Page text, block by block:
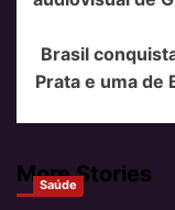
Brasil
Prata e uma de
More Stories
Saúde